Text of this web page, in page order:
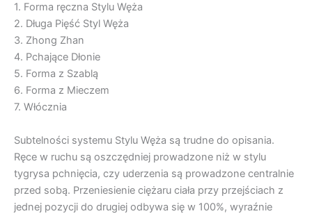
1. Forma ręczna Stylu Węża
2. Długa Pięść Styl Węża
3. Zhong Zhan
4. Pchające Dłonie
5. Forma z Szablą
6. Forma z Mieczem
7. Włócznia
Subtelności systemu Stylu Węża są trudne do opisania.
Ręce w ruchu są oszczędniej prowadzone niż w stylu
tygrysa pchnięcia, czy uderzenia są prowadzone centralnie
przed sobą. Przeniesienie ciężaru ciała przy przejściach z
jednej pozycji do drugiej odbywa się w 100%, wyraźnie